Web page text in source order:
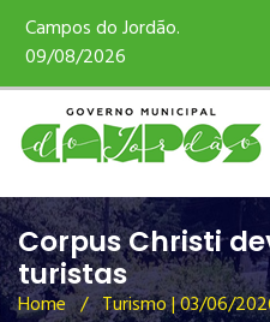
Campos do Jordão.
09/08/2026
Corpus Christi
turistas
Home/ Turismo | 03/06/